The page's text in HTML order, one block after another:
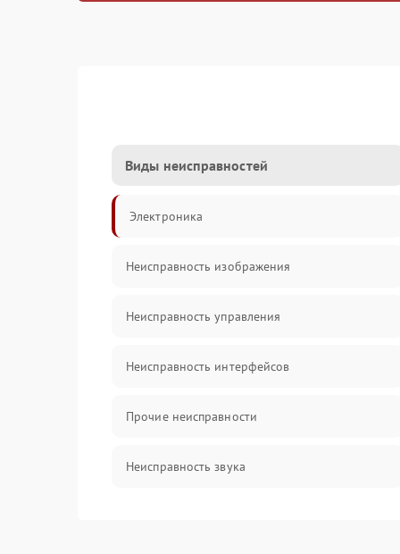
Виды неисправностей
Электроника
Неисправность изображения
Неисправность управления
Неисправность интерфейсов
Прочие неисправности
Неисправность звука